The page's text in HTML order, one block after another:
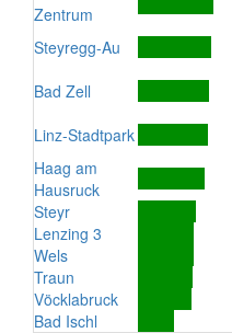
Zentrum
Steyregg-Au
Bad Zell
Linz-Stadtpark
Haag am
Hausruck
Steyr
Lenzing 3
Wels
Traun
Vöcklabruck
Bad Ischl